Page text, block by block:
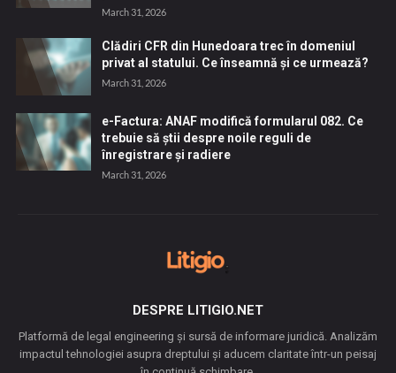
March 31, 2026
Clădiri CFR din Hunedoara trec în domeniul
privat al statului. Ce înseamnă și ce urmează?
March 31, 2026
e-Factura: ANAF modifică formularul 082. Ce
trebuie să știi despre noile reguli de
înregistrare și radiere
March 31, 2026
DESPRE LITIGIO.NET
Platformă de legal engineering și sursă de informare juridică. Analizăm
impactul tehnologiei asupra dreptului și aducem claritate într-un peisaj